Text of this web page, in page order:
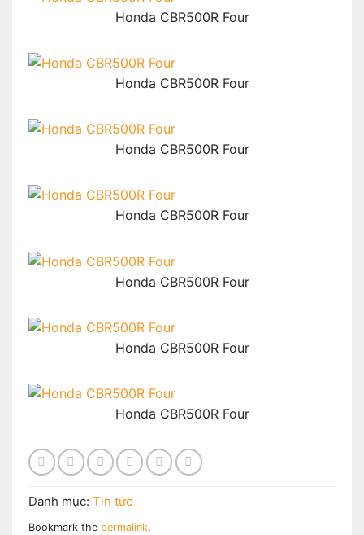
Honda CBR500R Four
Honda CBR500R Four
Honda CBR500R Four
Honda CBR500R Four
Honda CBR500R Four
Honda CBR500R Four
Honda CBR500R Four
Danh mục: Tin tức
Bookmark the permalink.